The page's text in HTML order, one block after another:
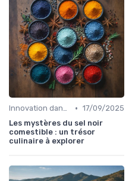
Innovation dans la food • 17/09/2025
Les mystères du sel noir
comestible : un trésor
culinaire à explorer